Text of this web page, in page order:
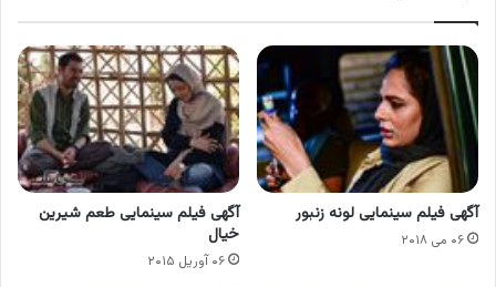
آگهی فیلم سینمایی لونه زنبور
۰۶ می ۲۰۱۸
آگهی فیلم سینمایی طعم شیرین
خیال
۰۶ آوریل ۲۰۱۵